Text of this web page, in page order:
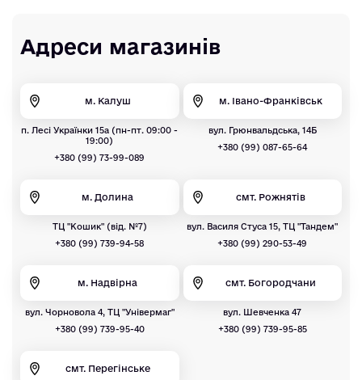
Адреси магазинів
м. Калуш
п. Лесі Українки 15а (пн-пт. 09:00 -
19:00)
+380 (99) 73-99-089
м. Івано-Франківськ
вул. Грюнвальдська, 14Б
+380 (99) 087-65-64
м. Долина
ТЦ "Кошик" (від. №7)
+380 (99) 739-94-58
смт. Рожнятів
вул. Василя Стуса 15, ТЦ "Тандем"
+380 (99) 290-53-49
м. Надвірна
вул. Чорновола 4, ТЦ "Універмаг"
+380 (99) 739-95-40
смт. Богородчани
вул. Шевченка 47
+380 (99) 739-95-85
смт. Перегінське